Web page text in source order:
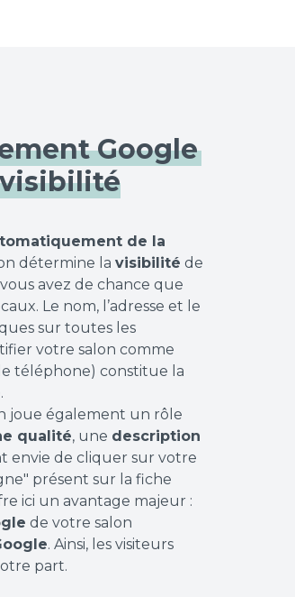
Google
visibilité
de la
détermine la visibilité de
avez de chance que
Le nom, l’adresse et le
sur toutes les
votre salon comme
téléphone) constitue la
joue également un rôle
qualité, une description
envie de cliquer sur votre
présent sur la fiche
ici un avantage majeur :
de votre salon
. Ainsi, les visiteurs
part.